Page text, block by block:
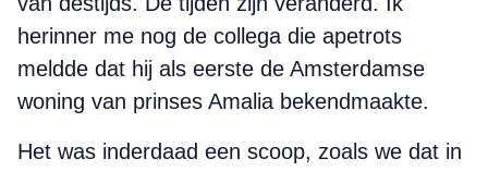
herinner me nog de collega die apetrots
meldde dat hij als eerste de Amsterdamse
woning van prinses Amalia bekendmaakte.
Het was inderdaad een scoop, zoals we dat in